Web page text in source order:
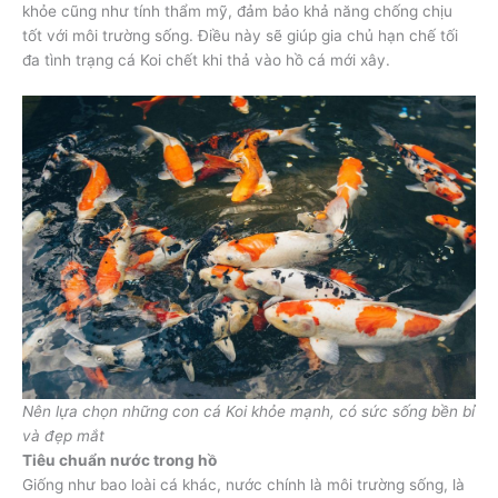
khỏe cũng như tính thẩm mỹ, đảm bảo khả năng chống chịu
tốt với môi trường sống. Điều này sẽ giúp gia chủ hạn chế tối
đa tình trạng cá Koi chết khi thả vào hồ cá mới xây.
Nên lựa chọn những con cá Koi khỏe mạnh, có sức sống bền bỉ
và đẹp mắt
Tiêu chuẩn nước trong hồ
Giống như bao loài cá khác, nước chính là môi trường sống, là